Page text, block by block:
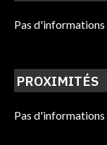
Pas
PROXIMITÉS
Pas